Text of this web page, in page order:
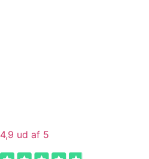
4,9 ud af 5